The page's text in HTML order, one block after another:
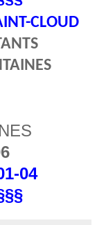
CLOUD
04